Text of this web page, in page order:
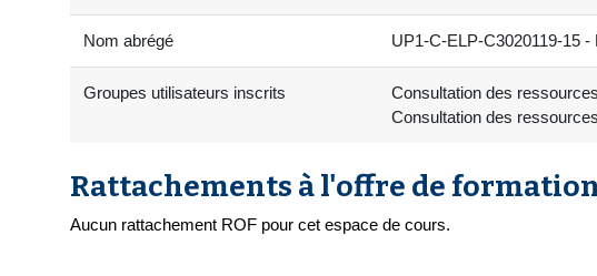
Nom abrégé UP1-C-ELP-C3020119-15
Groupes utilisateurs inscrits
Consultation des
Consultation des
Rattachements à l'offre de
Aucun rattachement ROF pour cet espace de cours.